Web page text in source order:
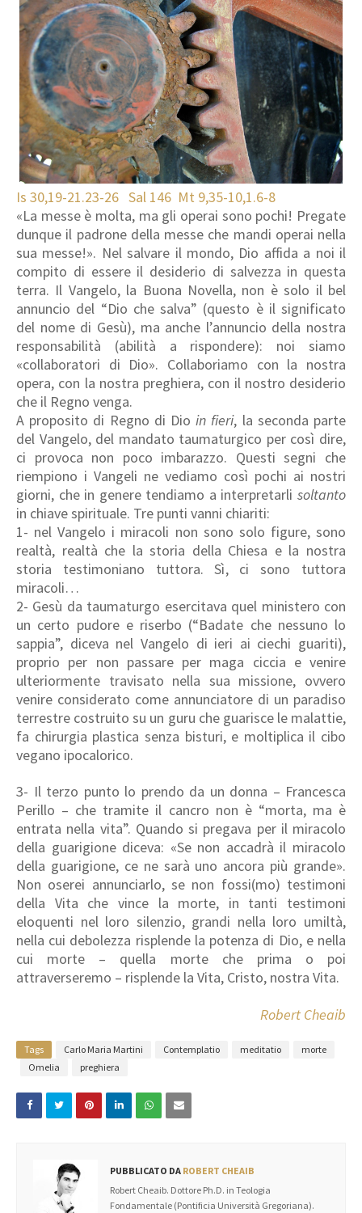
Is 30,19-21.23-26 Sal 146 Mt 9,35-10,1.6-8
«La messe è molta, ma gli operai sono pochi! Pregate
dunque il padrone della messe che mandi operai nella
sua messe!». Nel salvare il mondo, Dio affida a noi il
compito di essere il desiderio di salvezza in questa
terra. Il Vangelo, la Buona Novella, non è solo il bel
annuncio del “Dio che salva” (questo è il significato
del nome di Gesù), ma anche l’annuncio della nostra
responsabilità (abilità a rispondere): noi siamo
«collaboratori di Dio». Collaboriamo con la nostra
opera, con la nostra preghiera, con il nostro desiderio
che il Regno venga.
A proposito di Regno di Dioin fieri, la seconda parte
del Vangelo, del mandato taumaturgico per così dire,
ci provoca non poco imbarazzo. Questi segni che
riempiono i Vangeli ne vediamo così pochi ai nostri
giorni, che in genere tendiamo a interpretarli soltanto
in chiave spirituale. Tre punti vanni chiariti:
1- nel Vangelo i miracoli non sono solo figure, sono
realtà, realtà che la storia della Chiesa e la nostra
storia testimoniano tuttora. Sì, ci sono tuttora
miracoli…
2- Gesù da taumaturgo esercitava quel ministero con
un certo pudore e riserbo (“Badate che nessuno lo
sappia”, diceva nel Vangelo di ieri ai ciechi guariti),
proprio per non passare per maga ciccia e venire
ulteriormente travisato nella sua missione, ovvero
venire considerato come annunciatore di un paradiso
terrestre costruito su un guru che guarisce le malattie,
fa chirurgia plastica senza bisturi, e moltiplica il cibo
vegano ipocalorico.
3- Il terzo punto lo prendo da un donna – Francesca
Perillo – che tramite il cancro non è “morta, ma è
entrata nella vita”. Quando si pregava per il miracolo
della guarigione diceva: «Se non accadrà il miracolo
della guarigione, ce ne sarà uno ancora più grande».
Non oserei annunciarlo, se non fossi(mo) testimoni
della Vita che vince la morte, in tanti testimoni
eloquenti nel loro silenzio, grandi nella loro umiltà,
nella cui debolezza risplende la potenza di Dio, e nella
cui morte – quella morte che prima o poi
attraverseremo – risplende la Vita, Cristo, nostra Vita.
Robert Cheaib
Tags Carlo Maria Martini Contemplatio meditatio
morte
Omelia
preghiera
PUBBLICATO DA ROBERT CHEAIB
Robert Cheaib. Dottore Ph.D. in Teologia
Fondamentale (Pontificia Università Gregoriana).